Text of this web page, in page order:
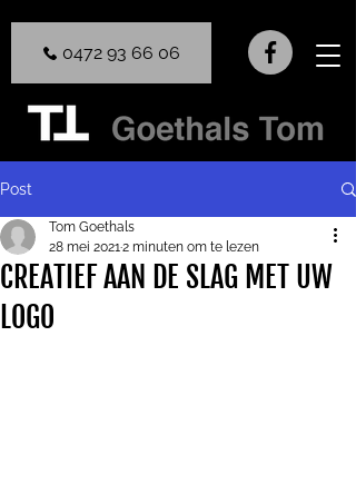
0472 93 66 06
Post
CREATIEF AAN DE SLAG MET UW
LOGO
Tom Goethals
28 mei 20212 minuten om te lezen